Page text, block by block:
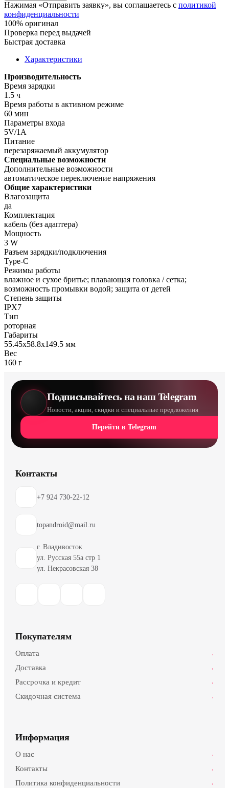
Нажимая «Отправить заявку», вы соглашаетесь с политикой
конфиденциальности
100% оригинал
Проверка перед выдачей
Быстрая доставка
Характеристики
Производительность
Время зарядки
1.5 ч
Время работы в активном режиме
60 мин
Параметры входа
5V/1A
Питание
перезаряжаемый аккумулятор
Специальные возможности
Дополнительные возможности
автоматическое переключение напряжения
Общие характеристики
Влагозащита
да
Комплектация
кабель (без адаптера)
Мощность
3 W
Разъем зарядки/подключения
Type-C
Режимы работы
влажное и сухое бритье; плавающая головка / сетка;
возможность промывки водой; защита от детей
Степень защиты
IPX7
Тип
роторная
Габариты
55.45x58.8x149.5 мм
Вес
160 г
Подписывайтесь на наш Telegram
Новости, акции, скидки и специальные предложения
Перейти в Telegram
Контакты
+7 924 730-22-12
topandroid@mail.ru
г. Владивосток
ул. Русская 55а стр 1
ул. Некрасовская 38
Покупателям
Оплата ›
Доставка ›
Рассрочка и кредит ›
Скидочная система ›
Информация
О нас ›
Контакты ›
Политика конфиденциальности ›